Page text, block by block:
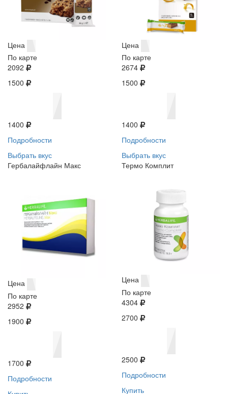
Цена
По карте
2092
1500
1400
Подробности
Выбрать вкус
Цена
По карте
2674
1500
1400
Подробности
Выбрать вкус
Гербалайфлайн Макс
Цена
По карте
2952
1900
1700
Подробности
Термо Комплит
Цена
По карте
4304
2700
2500
Подробности
Купить